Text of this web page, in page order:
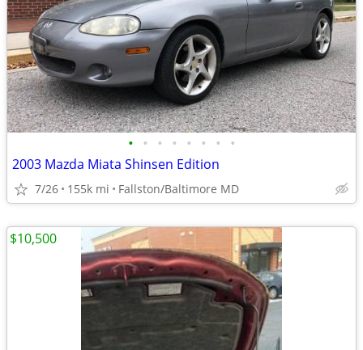
• • • • • • • •
2003 Mazda Miata Shinsen Edition
7/26 155k mi Fallston/Baltimore MD
$10,500